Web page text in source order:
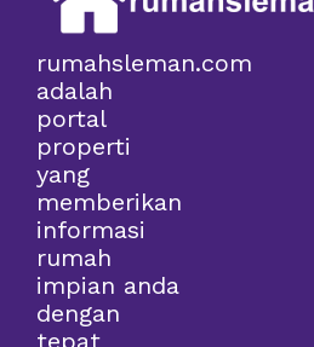
rumahsleman.com
adalah
portal
properti
yang
memberikan
informasi
rumah
impian anda
dengan